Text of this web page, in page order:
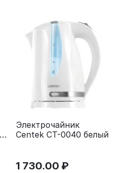
Электрочайник
Centek CT-0040 белый
1 730.00 ₽